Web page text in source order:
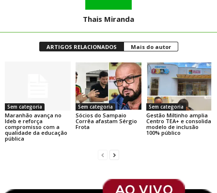
Thais Miranda
ARTIGOS RELACIONADOS Mais do autor
Sem categoria
Maranhão avança no
Ideb e reforça
compromisso com a
qualidade da educação
pública
Sem categoria
Sócios do Sampaio
Corrêa afastam Sérgio
Frota
Sem categoria
Gestão Miltinho amplia
Centro TEA+ e consolida
modelo de inclusão
100% público